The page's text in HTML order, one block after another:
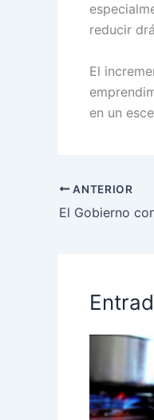
reducir
El
en un
ANTERIOR